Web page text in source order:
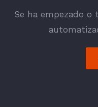
Se ha empezado o